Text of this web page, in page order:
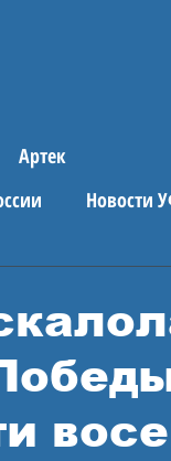
Артек
Новости